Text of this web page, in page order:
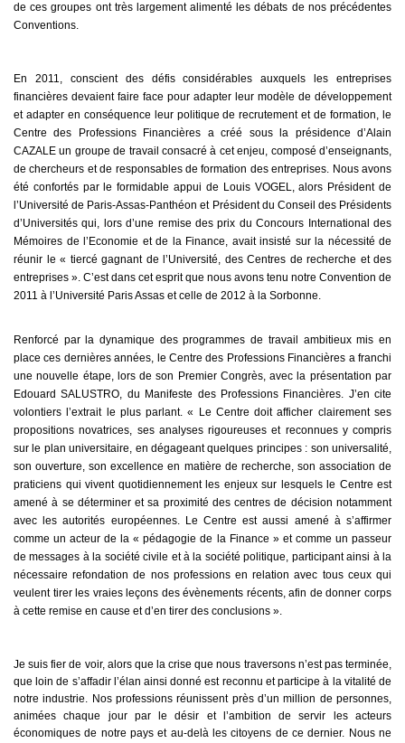
de ces groupes ont très largement alimenté les débats de nos précédentes
Conventions.
En 2011, conscient des défis considérables auxquels les entreprises
financières devaient faire face pour adapter leur modèle de développement
et adapter en conséquence leur politique de recrutement et de formation, le
Centre des Professions Financières a créé sous la présidence d’Alain
CAZALE un groupe de travail consacré à cet enjeu, composé d’enseignants,
de chercheurs et de responsables de formation des entreprises. Nous avons
été confortés par le formidable appui de Louis VOGEL, alors Président de
l’Université de Paris-Assas-Panthéon et Président du Conseil des Présidents
d’Universités qui, lors d’une remise des prix du Concours International des
Mémoires de l’Economie et de la Finance, avait insisté sur la nécessité de
réunir le « tiercé gagnant de l’Université, des Centres de recherche et des
entreprises ». C’est dans cet esprit que nous avons tenu notre Convention de
2011 à l’Université Paris Assas et celle de 2012 à la Sorbonne.
Renforcé par la dynamique des programmes de travail ambitieux mis en
place ces dernières années, le Centre des Professions Financières a franchi
une nouvelle étape, lors de son Premier Congrès, avec la présentation par
Edouard SALUSTRO, du Manifeste des Professions Financières. J’en cite
volontiers l’extrait le plus parlant. « Le Centre doit afficher clairement ses
propositions novatrices, ses analyses rigoureuses et reconnues y compris
sur le plan universitaire, en dégageant quelques principes : son universalité,
son ouverture, son excellence en matière de recherche, son association de
praticiens qui vivent quotidiennement les enjeux sur lesquels le Centre est
amené à se déterminer et sa proximité des centres de décision notamment
avec les autorités européennes. Le Centre est aussi amené à s’affirmer
comme un acteur de la « pédagogie de la Finance » et comme un passeur
de messages à la société civile et à la société politique, participant ainsi à la
nécessaire refondation de nos professions en relation avec tous ceux qui
veulent tirer les vraies leçons des évènements récents, afin de donner corps
à cette remise en cause et d’en tirer des conclusions ».
Je suis fier de voir, alors que la crise que nous traversons n’est pas terminée,
que loin de s’affadir l’élan ainsi donné est reconnu et participe à la vitalité de
notre industrie. Nos professions réunissent près d’un million de personnes,
animées chaque jour par le désir et l’ambition de servir les acteurs
économiques de notre pays et au-delà les citoyens de ce dernier. Nous ne